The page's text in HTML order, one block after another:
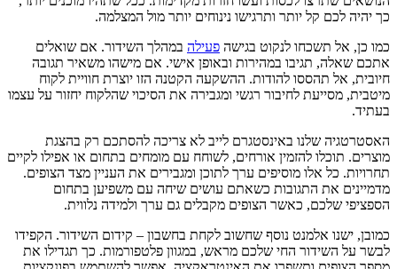
כך יהיה לכם קל יותר ותרגישו נינוחים יותר מול המצלמה.
כמו כן, אל תשכחו לנקוט בגישה פעילה במהלך השידור. אם שואלים
אתכם שאלה, תגיבו במהירות ובאופן אישי. אם מישהו משאיר תגובה
חיובית, אל תהססו להודות. ההשקעה הקטנה הזו יוצרת חוויית לקוח
מיטבית, מסייעת לחיבור רגשי ומגבירה את הסיכוי שהלקוח יחזור על עצמו
בעתיד.
האסטרטגיה שלנו באינסטגרם לייב לא צריכה להסתכם רק בהצגת
מוצרים. תוכלו להזמין אורחים, לשוחח עם מומחים בתחום או אפילו לקיים
תחרויות. כל אלו מוסיפים ערך לתוכן ומגבירים את העניין מצד הצופים.
מדמיינים את התגובות כשאתם עושים שיחה עם משפיען בתחום
הספציפי שלכם, כאשר הצופים מקבלים גם ערך ולמידה נלווית.
כמובן, ישנו אלמנט נוסף שחשוב לקחת בחשבון – קידום השידור. הקפידו
לבשר על השידור החי שלכם מראש, במגוון פלטפורמות. כך תגדילו את